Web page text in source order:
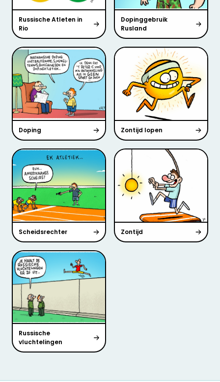
Russische Atleten in
Rio
Dopinggebruik
Rusland
Doping Zontijd lopen
Scheidsrechter Zontijd
Russische
vluchtelingen